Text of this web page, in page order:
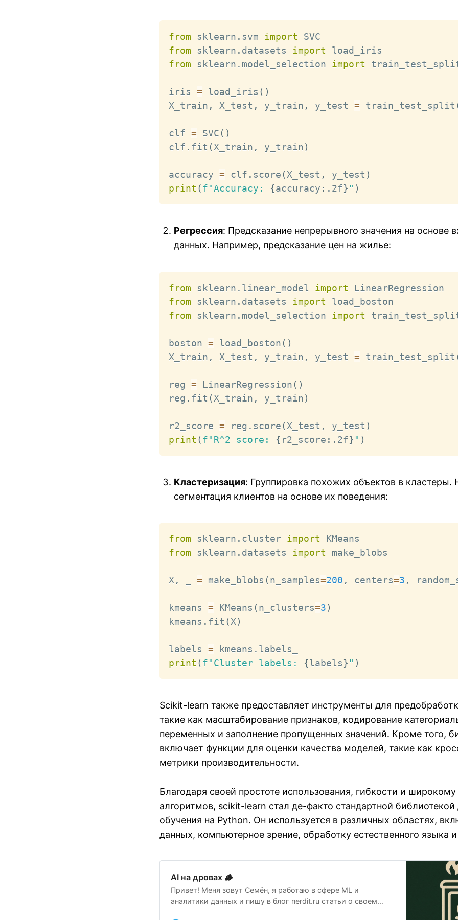
from sklearn . svm import
from sklearn . datasets import
from sklearn . model_selection import
iris = load_iris ( )
X_train , X_test , y_train , y_test = train_test_split
clf = SVC( )
clf . fit (X_train , y_train)
accuracy = clf . score(X_test , y_test )
print (f"Accuracy: {accuracy : .2f} " )
Регрессия: Предсказание непрерывного значения на основе
данных. Например, предсказание цен на жилье:
from sklearn . linear_model import
from sklearn . datasets import
from sklearn . model_selection import
boston = load_boston( )
X_train , X_test , y_train , y_test = train_test_split
reg = LinearRegression( )
reg . fit (X_train , y_train)
r2_score = reg . score(X_test , y_test )
print (f"R^2 score: { r2_score : .2f} " )
Кластеризация: Группировка похожих объектов в кластеры.
сегментация клиентов на основе их поведения:
from sklearn . cluster import
from sklearn . datasets import make_blobs
X, = make_blobs (n_samples=200 , centers=3 ,
kmeans = KMeans (n_clusters=3)
kmeans . fit (X)
labels = kmeans .
print (f"Cluster labels: {labels} " )
Scikit-learn также предоставляет инструменты для
такие как масштабирование признаков, кодирование
переменных и заполнение пропущенных значений. Кроме того,
включает функции для оценки качества моделей, такие как
метрики производительности.
Благодаря своей простоте использования, гибкости и
алгоритмов, scikit-learn стал де-факто стандартной
обучения на Python. Он используется в различных областях,
данных, компьютерное зрение, обработку естественного языка
AI на дровах 🪵
Привет! Меня зовут Семён, я работаю в сфере ML и
аналитики данных и пишу в блог nerdit.ru статьи о своем